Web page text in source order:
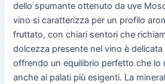
dello spumante ottenuto da uve
vino si caratterizza per un profilo
fruttato, con chiari sentori che
dolcezza presente nel vino è
offrendo un equilibrio perfetto che lo
anche ai palati più esigenti. La